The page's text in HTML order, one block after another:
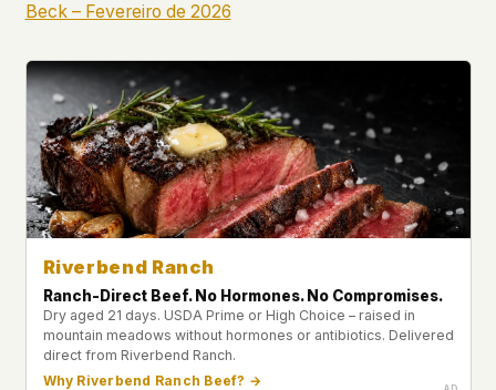
Beck – Fevereiro de 2026
Riverbend Ranch
Ranch-Direct Beef. No Hormones. No Compromises.
Dry aged 21 days. USDA Prime or High Choice – raised in
mountain meadows without hormones or antibiotics. Delivered
direct from Riverbend Ranch.
Why Riverbend Ranch Beef? →